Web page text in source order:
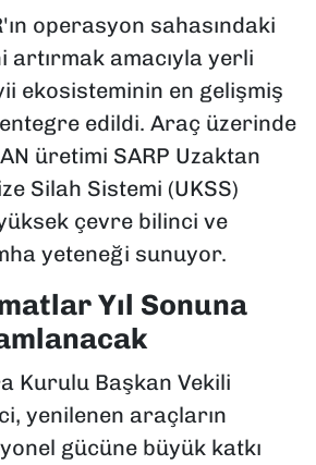
operasyon sahasındaki
artırmak amacıyla yerli
ekosisteminin en gelişmiş
edildi. Araç üzerinde
üretimi SARP Uzaktan
Silah Sistemi (UKSS)
çevre bilinci ve
yeteneği sunuyor.
Yıl Sonuna
Kurulu Başkan Vekili
yenilenen araçların
gücüne büyük katkı